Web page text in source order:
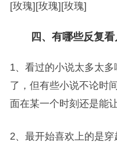
[玫瑰][玫瑰][玫瑰]
四、有哪些反复
1、看过的小说太多太
了，但有些小说不论时
面在某一个时刻还是能
2、最开始喜欢上的是